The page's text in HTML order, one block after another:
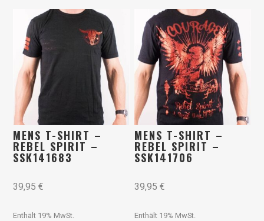
MENS T-SHIRT –
REBEL SPIRIT –
SSK141683
39,95€
Enthält 19% MwSt.
MENS T-SHIRT –
REBEL SPIRIT –
SSK141706
39,95€
Enthält 19% MwSt.